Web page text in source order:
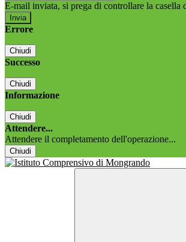
E-mail inviata, si prega di controllare la casella
Errore
Chiudi
Successo
Chiudi
Informazione
Chiudi
Attendere...
Attendere il completamento dell'operazione...
Chiudi